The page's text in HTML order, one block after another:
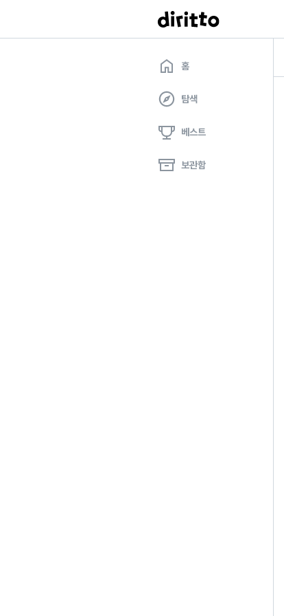
홈
탐색
베스트
보관함